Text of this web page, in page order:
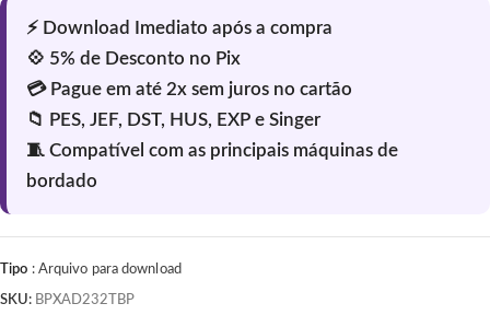
Tipo : Arquivo para download
SKU: BPXAD232TBP